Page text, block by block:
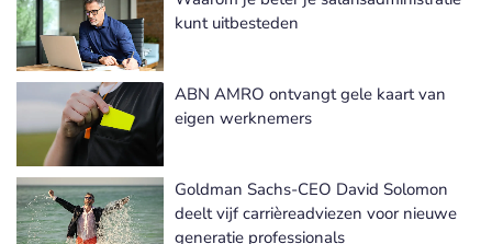
Meer Human Resources nieuws
kunt uitbesteden
ABN AMRO ontvangt gele kaart van
eigen werknemers
Goldman Sachs-CEO David Solomon
deelt vijf carrièreadviezen voor nieuwe
generatie professionals